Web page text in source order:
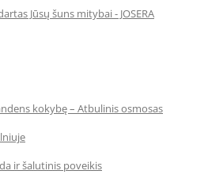
Jūsų šuns mitybai - JOSERA
kokybę – Atbulinis osmosas
ir šalutinis poveikis